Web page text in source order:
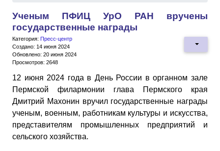
Ученым ПФИЦ УрО РАН вручены
государственные награды
Категория: Пресс-центр
Создано: 14 июня 2024
Обновлено: 20 июня 2024
Просмотров: 2648
12 июня 2024 года в День России в органном зале
Пермской филармонии глава Пермского края
Дмитрий Махонин вручил государственные награды
ученым, военным, работникам культуры и искусства,
представителям промышленных предприятий и
сельского хозяйства.